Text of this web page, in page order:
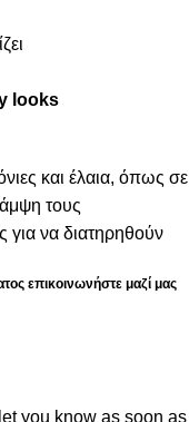
looks
και έλαια, όπως σε
τους
για να διατηρηθούν
επικοινωνήστε μαζί μας
you know as soon as